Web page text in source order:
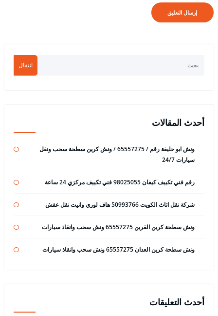
انتقال
أحدث المقالات
ونش ابو حليفة رقم / 65557275 / ونش كرين سطحة سحب ونقل
سيارات 24/7
رقم فني تكييف كيفان 98025055 فني تكييف مركزي 24 ساعة
شركة نقل اثاث الكويت 50993766 هاف لوري وانيت نقل عفش
ونش سطحة كرين القرين 65557275 ونش سحب وانقاذ سيارات
ونش سطحة كرين العدان 65557275 ونش سحب وانقاذ سيارات
أحدث التعليقات